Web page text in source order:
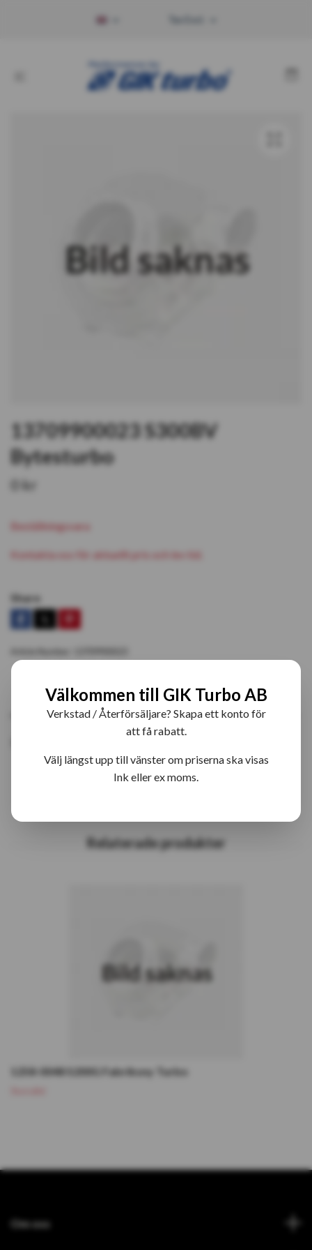
13709900023 S300BV
Bytesturbo
0 kr
Beställningsvara
Kontakta oss för aktuellt pris och lev tid.
Share
PRODUKTBESKRIVNING RECENSIONER
1258-0048 S200G Fabriksny Turbo
Om oss
Välkommen till GIK Turbo AB
Verkstad / Återförsäljare? Skapa ett konto för
att få rabatt.
Välj längst upp till vänster om priserna ska visas
Ink eller ex moms.